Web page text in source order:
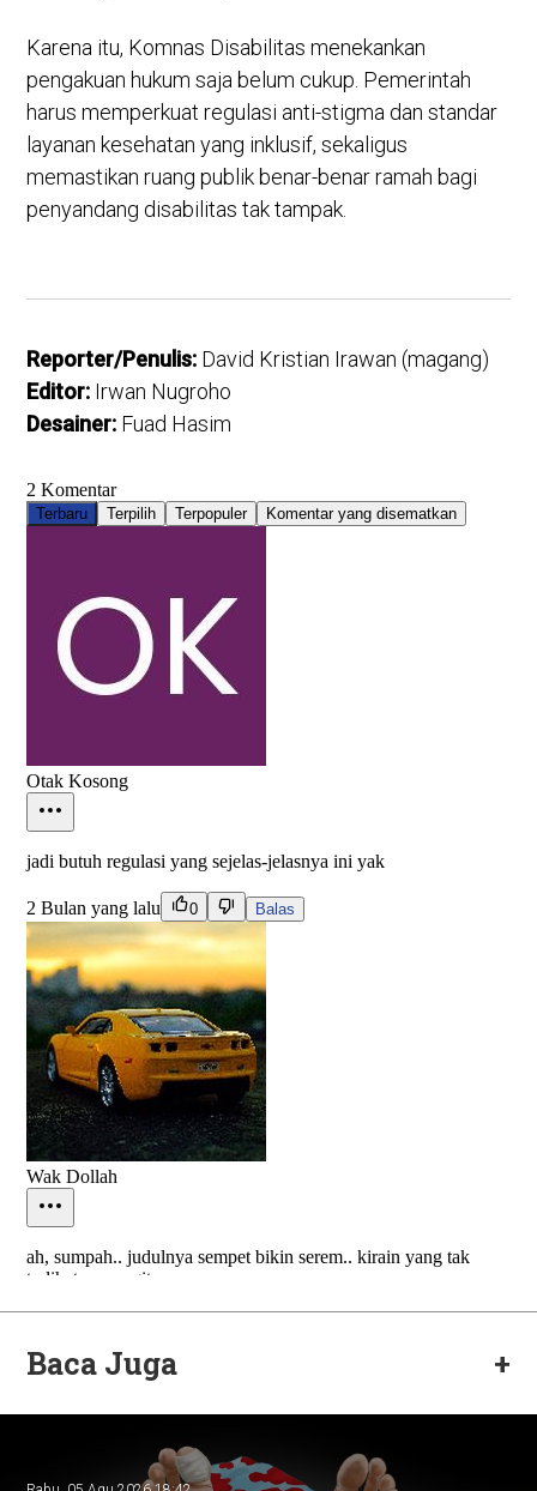
Karena itu, Komnas Disabilitas menekankan
pengakuan hukum saja belum cukup. Pemerintah
harus memperkuat regulasi anti-stigma dan standar
layanan kesehatan yang inklusif, sekaligus
memastikan ruang publik benar-benar ramah bagi
penyandang disabilitas tak tampak.
Reporter/Penulis: David Kristian Irawan (magang)
Editor: Irwan Nugroho
Desainer: Fuad Hasim
Baca Juga +